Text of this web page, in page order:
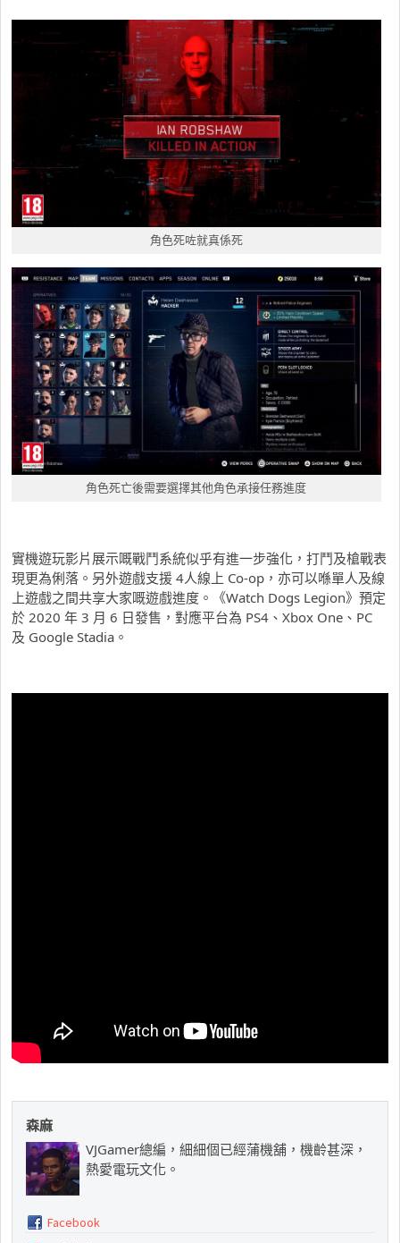
角色死咗就真係死
角色死亡後需要選擇其他角色承接任務進度
實機遊玩影片展示嘅戰鬥系統似乎有進一步強化，打鬥及槍戰表
現更為俐落。另外遊戲支援 4人線上 Co-op，亦可以喺單人及線
上遊戲之間共享大家嘅遊戲進度。《Watch Dogs Legion》預定
於 2020 年 3 月 6 日發售，對應平台為 PS4、Xbox One、PC
及 Google Stadia。
森麻
VJGamer總編，細細個已經蒲機舖，機齡甚深，
熱愛電玩文化。
Facebook